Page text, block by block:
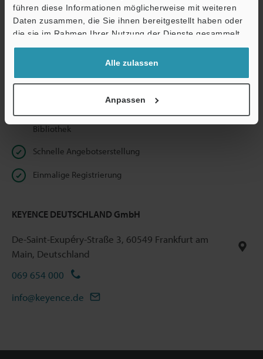
führen diese Informationen möglicherweise mit weiteren
Daten zusammen, die Sie ihnen bereitgestellt haben oder
die sie im Rahmen Ihrer Nutzung der Dienste gesammelt
haben.
Alle zulassen
Anpassen
Datenschutz ist uns wichtig - Ihre Daten werden niemals
Vorteile für registrierte Mitglieder
Unbeschränkter Zugriff auf unsere Online Dokumenten-
Bibliothek
Schnelle Angebotserstellung
Einmalige Registrierung
KEYENCE DEUTSCHLAND GmbH
De-Saint-Exupéry-Straße 3, 60549 Frankfurt am
Main, Deutschland
069 654 000
info@keyence.de